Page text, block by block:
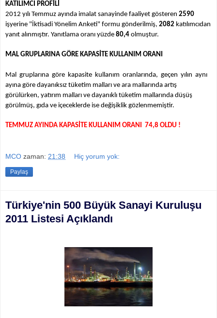
KATILIMCI PROFİLİ
2012 yılı Temmuz ayında imalat sanayinde faaliyet gösteren 2590
işyerine "İktisadi Yönelim Anketi" formu gönderilmiş, 2082 katılımcıdan
yanıt alınmıştır. Yanıtlama oranı yüzde 80,4 olmuştur.
MAL GRUPLARINA GÖRE KAPASİTE KULLANIM ORANI
Mal gruplarına göre kapasite kullanım oranlarında, geçen yılın aynı
ayına göre dayanıksız tüketim malları ve ara mallarında artış
görülürken, yatırım malları ve dayanıklı tüketim mallarında düşüş
görülmüş, gıda ve içeceklerde ise değişiklik gözlenmemiştir.
TEMMUZ AYINDA KAPASİTE KULLANIM ORANI 74,8 OLDU !
MCO zaman: 21:38 Hiç yorum yok:
Paylaş
Türkiye'nin 500 Büyük Sanayi Kuruluşu
2011 Listesi Açıklandı